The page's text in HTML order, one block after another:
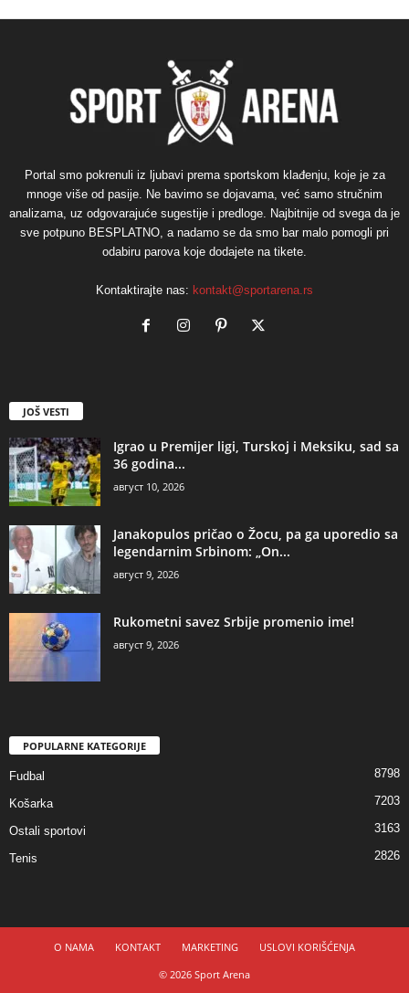
Portal smo pokrenuli iz ljubavi prema sportskom klađenju, koje je za
mnoge više od pasije. Ne bavimo se dojavama, već samo stručnim
analizama, uz odgovarajuće sugestije i predloge. Najbitnije od svega da je
sve potpuno BESPLATNO, a nadamo se da smo bar malo pomogli pri
odabiru parova koje dodajete na tikete.
Kontaktirajte nas: kontakt@sportarena.rs
JOŠ VESTI
Igrao u Premijer ligi, Turskoj i Meksiku, sad sa
36 godina...
август 10, 2026
Janakopulos pričao o Žocu, pa ga uporedio sa
legendarnim Srbinom: „On...
август 9, 2026
Rukometni savez Srbije promenio ime!
август 9, 2026
POPULARNE KATEGORIJE
Fudbal 8798
Košarka 7203
Ostali sportovi 3163
Tenis 2826
O NAMA KONTAKT MARKETING
USLOVI KORIŠĆENJA
© 2026 Sport Arena